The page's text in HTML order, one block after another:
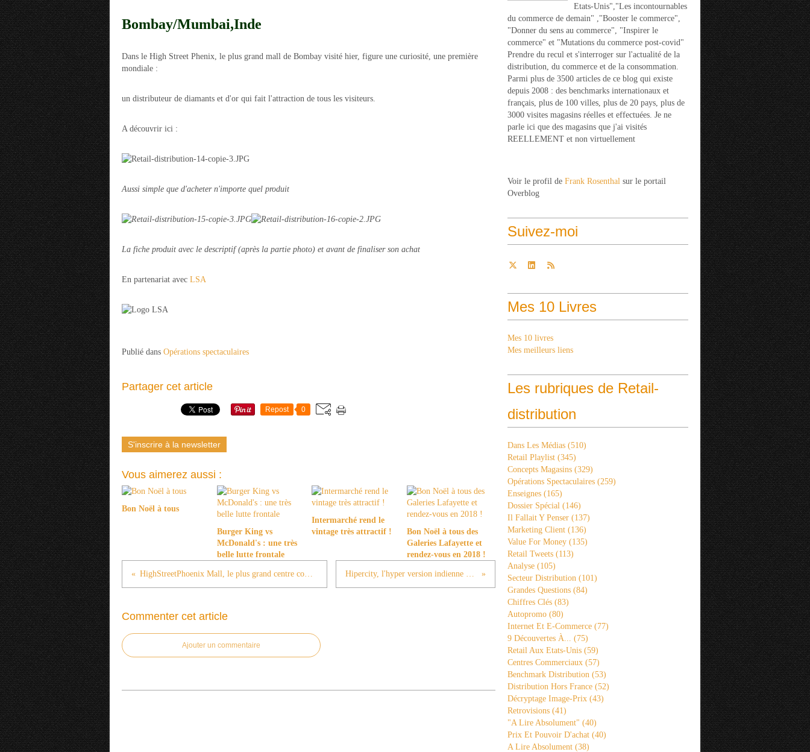
Bombay/Mumbai,Inde
Dans le High Street Phenix, le plus grand mall de Bombay visité hier, figure une curiosité, une première
mondiale :
un distributeur de diamants et d'or qui fait l'attraction de tous les visiteurs.
A découvrir ici :
Aussi simple que d'acheter n'importe quel produit
La fiche produit avec le descriptif (après la partie photo) et avant de finaliser son achat
En partenariat avec LSA
Publié dans Opérations spectaculaires
Partager cet article
Repost 0
S'inscrire à la newsletter
Vous aimerez aussi :
Bon Noël à tous
Burger King vs
McDonald's : une très
belle lutte frontale
Intermarché rend le
vintage très attractif !
Bon Noël à tous des
Galeries Lafayette et
rendez-vous en 2018 !
HighStreetPhoenix Mall, le plus grand centre commercial de Bombay (5) Hipercity, l'hyper version indienne (avec Waitrose) (7)
Commenter cet article
Ajouter un commentaire
Etats-Unis","Les incontournables
du commerce de demain" ,"Booster le commerce",
"Donner du sens au commerce", "Inspirer le
commerce" et "Mutations du commerce post-covid"
Prendre du recul et s'interroger sur l'actualité de la
distribution, du commerce et de la consommation.
Parmi plus de 3500 articles de ce blog qui existe
depuis 2008 : des benchmarks internationaux et
français, plus de 100 villes, plus de 20 pays, plus de
3000 visites magasins réelles et effectuées. Je ne
parle ici que des magasins que j'ai visités
REELLEMENT et non virtuellement
Voir le profil de Frank Rosenthal sur le portail
Overblog
Suivez-moi
Mes 10 Livres
Mes 10 livres
Mes meilleurs liens
Les rubriques de Retail-
distribution
Dans Les Médias (510)
Retail Playlist (345)
Concepts Magasins (329)
Opérations Spectaculaires (259)
Enseignes (165)
Dossier Spécial (146)
Il Fallait Y Penser (137)
Marketing Client (136)
Value For Money (135)
Retail Tweets (113)
Analyse (105)
Secteur Distribution (101)
Grandes Questions (84)
Chiffres Clés (83)
Autopromo (80)
Internet Et E-Commerce (77)
9 Découvertes À... (75)
Retail Aux Etats-Unis (59)
Centres Commerciaux (57)
Benchmark Distribution (53)
Distribution Hors France (52)
Décryptage Image-Prix (43)
Retrovisions (41)
"a Lire Absolument" (40)
Prix Et Pouvoir D'achat (40)
A Lire Absolument (38)